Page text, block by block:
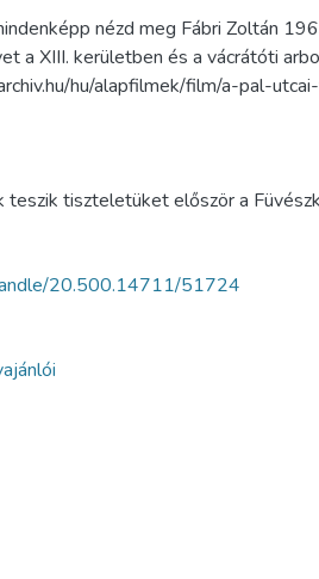
nézd meg Fábri Zoltán
a XIII. kerületben és a vácrátóti
hu/alapfilmek/film/a-pal-
teszik tiszteletüket először a
20.500.14711/51724